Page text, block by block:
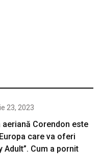
23, 2023
aeriană Corendon este
care va oferi
Adult”. Cum a pornit